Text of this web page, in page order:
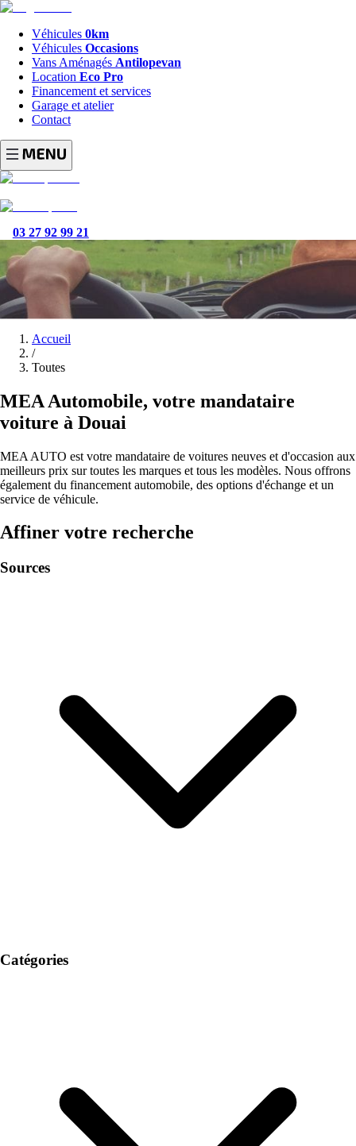
Véhicules 0km
Véhicules Occasions
Vans Aménagés Antilopevan
Location Eco Pro
Financement et services
Garage et atelier
Contact
03 27 92 99 21
Accueil
/
Toutes
MEA Automobile, votre mandataire
voiture à Douai
MEA AUTO est votre mandataire de voitures neuves et d'occasion aux
meilleurs prix sur toutes les marques et tous les modèles. Nous offrons
également du financement automobile, des options d'échange et un
service de véhicule.
Affiner votre recherche
Sources
Catégories